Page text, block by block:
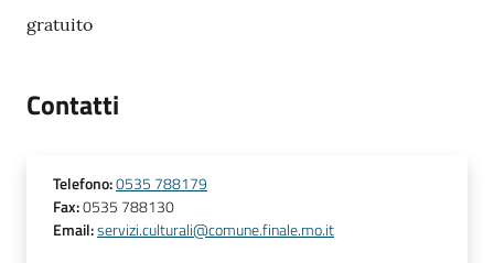
gratuito
Contatti
Telefono:0535 788179
Fax:0535 788130
Email:servizi.culturali@comune.finale.mo.it